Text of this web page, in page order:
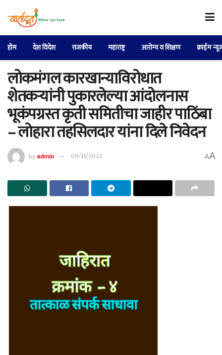
होम देश विदेश राजकीय महाराष्ट्र आरोग्य व शिक्षण क्राईम
लोकमंगल कारखान्याविरोधात
शेतकऱ्यांनी पुकारलेल्या आंदोलनास
भूकंपग्रस्त कृती समितीचा जाहीर पाठिंबा
– लोहारा तहसिलदार यांना दिले निवेदन
byadmin 09/11/2022 AA